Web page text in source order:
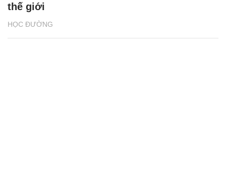
HỌC ĐƯỜNG
thế giới